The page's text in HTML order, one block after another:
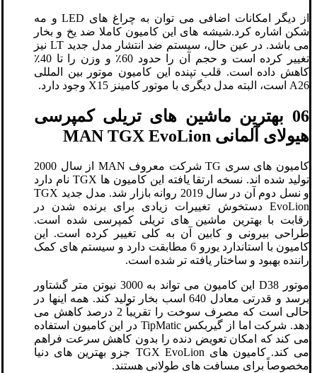
از دیگر امکانات اضافی می توان به چراغ های LED و مه
شکن اشاره کرد.شیشه های این کامیون کاملا ضد یخ و بخار
می باشد. در عین حال، سیستم ضد انتشار مدل جدید LT نیز
تغییر کرده است و حجم آن را حدود 60٪ و وزن را تا 40٪
کاهش داده است. قلب تپنده این کامیون موتور بین المللی
A26 است، البته مدل دیگری با موتور کامینز X15 وجود دارد.
06 بهترین ماشین های تریلی کمپرسی
هیولای آلمانی MAN TGX EvoLion
کامیون های سری TG شرکت معروف MAN از سال 2000
تولید شده اند. نسخه ارتقا یافته این کامیون ها TGX نام دارد
و نسل دوم آن در سال 2019 روانه بازار شد. مدل جدید TGX
EvoLion دستخوش تغییرات زیادی برای برنده شدن در
رقابت با بهترین ماشین های تریلی کمپرسی شده است.
طراحی بیرونی و کابین آن به کلی تغییر کرده است. این
کامیون با استاندارد یورو 6 مطابقت دارد و سیستم های کمک
راننده بهبود و ساختار یافته تر شده است.
موتور D38 این کامیون می تواند به 3000 نیوتن متر گشتاور
برسد و قدرتی معادل 640 اسب بخار تولید کند. همه اینها در
حالی است که مصرف سوخت را تقریباً 2 درصد کاهش می
دهد. شرکت اما از گیربکس TipMatic در این کامیون استفاده
می کند که امکان تعویض دنده را بدون کاهش سرعت فراهم
می کند. کامیون‌ های TGX EvoLion جزو بهترین ‌های دنیا
مخصوصاً برای مسافت‌ های طولانی هستند.